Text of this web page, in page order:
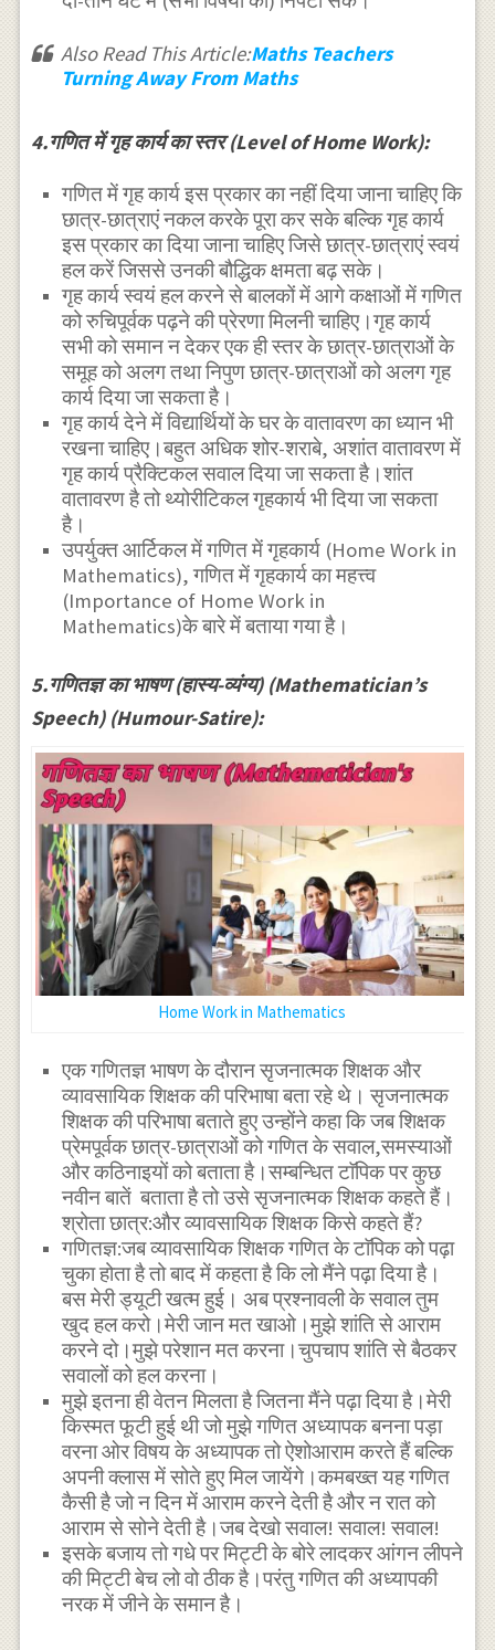
Also Read This Article:Maths Teachers
Turning Away From Maths
4.गणित में गृह कार्य का स्तर (Level of Home Work):
गणित में गृह कार्य इस प्रकार का नहीं दिया जाना चाहिए कि
छात्र-छात्राएं नकल करके पूरा कर सके बल्कि गृह कार्य
इस प्रकार का दिया जाना चाहिए जिसे छात्र-छात्राएं स्वयं
हल करें जिससे उनकी बौद्धिक क्षमता बढ़ सके।
गृह कार्य स्वयं हल करने से बालकों में आगे कक्षाओं में गणित
को रुचिपूर्वक पढ़ने की प्रेरणा मिलनी चाहिए।गृह कार्य
सभी को समान न देकर एक ही स्तर के छात्र-छात्राओं के
समूह को अलग तथा निपुण छात्र-छात्राओं को अलग गृह
कार्य दिया जा सकता है।
गृह कार्य देने में विद्यार्थियों के घर के वातावरण का ध्यान भी
रखना चाहिए।बहुत अधिक शोर-शराबे, अशांत वातावरण में
गृह कार्य प्रैक्टिकल सवाल दिया जा सकता है।शांत
वातावरण है तो थ्योरीटिकल गृहकार्य भी दिया जा सकता
है।
उपर्युक्त आर्टिकल में गणित में गृहकार्य (Home Work in
Mathematics), गणित में गृहकार्य का महत्त्व
(Importance of Home Work in
Mathematics)के बारे में बताया गया है।
5.गणितज्ञ का भाषण (हास्य-व्यंग्य) (Mathematician’s
Speech) (Humour-Satire):
Home Work in Mathematics
एक गणितज्ञ भाषण के दौरान सृजनात्मक शिक्षक और
व्यावसायिक शिक्षक की परिभाषा बता रहे थे। सृजनात्मक
शिक्षक की परिभाषा बताते हुए उन्होंने कहा कि जब शिक्षक
प्रेमपूर्वक छात्र-छात्राओं को गणित के सवाल,समस्याओं
और कठिनाइयों को बताता है।सम्बन्धित टाॅपिक पर कुछ
नवीन बातें बताता है तो उसे सृजनात्मक शिक्षक कहते हैं।
श्रोता छात्र:और व्यावसायिक शिक्षक किसे कहते हैं?
गणितज्ञ:जब व्यावसायिक शिक्षक गणित के टाॅपिक को पढ़ा
चुका होता है तो बाद में कहता है कि लो मैंने पढ़ा दिया है।
बस मेरी ड्यूटी खत्म हुई। अब प्रश्नावली के सवाल तुम
खुद हल करो।मेरी जान मत खाओ।मुझे शांति से आराम
करने दो।मुझे परेशान मत करना।चुपचाप शांति से बैठकर
सवालों को हल करना।
मुझे इतना ही वेतन मिलता है जितना मैंने पढ़ा दिया है।मेरी
किस्मत फूटी हुई थी जो मुझे गणित अध्यापक बनना पड़ा
वरना ओर विषय के अध्यापक तो ऐशोआराम करते हैं बल्कि
अपनी क्लास में सोते हुए मिल जायेंगे।कमबख्त यह गणित
कैसी है जो न दिन में आराम करने देती है और न रात को
आराम से सोने देती है।जब देखो सवाल! सवाल! सवाल!
इसके बजाय तो गधे पर मिट्टी के बोरे लादकर आंगन लीपने
की मिट्टी बेच लो वो ठीक है।परंतु गणित की अध्यापकी
नरक में जीने के समान है।